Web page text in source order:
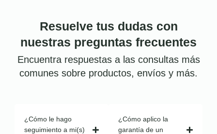
Resuelve tus dudas con
nuestras preguntas frecuentes
Encuentra respuestas a las consultas más
comunes sobre productos, envíos y más.
¿Cómo le hago
seguimiento a mi(s)
¿Cómo aplico la
garantía de un